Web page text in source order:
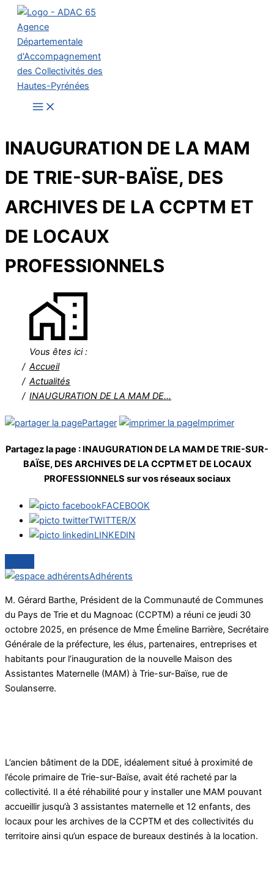
Aller
contenu
INAUGURATION DE LA MAM
DE TRIE-SUR-BAÏSE, DES
ARCHIVES DE LA CCPTM ET
DE LOCAUX
PROFESSIONNELS
Vous êtes ici :
Accueil
Actualités
INAUGURATION DE LA MAM DE...
Partager Imprimer
Partagez la page : INAUGURATION DE LA MAM DE TRIE-SUR-
BAÏSE, DES ARCHIVES DE LA CCPTM ET DE LOCAUX
PROFESSIONNELS sur vos réseaux sociaux
FACEBOOK
TWITTER/X
LINKEDIN
Adhérents
M. Gérard Barthe, Président de la Communauté de Communes
du Pays de Trie et du Magnoac (CCPTM) a réuni ce jeudi 30
octobre 2025, en présence de Mme Émeline Barrière, Secrétaire
Générale de la préfecture, les élus, partenaires, entreprises et
habitants pour l’inauguration de la nouvelle Maison des
Assistantes Maternelle (MAM) à Trie-sur-Baïse, rue de
Soulanserre.
L’ancien bâtiment de la DDE, idéalement situé à proximité de
l’école primaire de Trie-sur-Baïse, avait été racheté par la
collectivité. Il a été réhabilité pour y installer une MAM pouvant
accueillir jusqu’à 3 assistantes maternelle et 12 enfants, des
locaux pour les archives de la CCPTM et des collectivités du
territoire ainsi qu’un espace de bureaux destinés à la location.